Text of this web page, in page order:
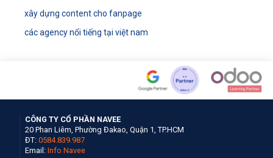
xây dựng content cho fanpage
các agency nổi tiếng tại việt nam
CÔNG TY CỔ PHẦN NAVEE
20 Phan Liêm, Phường Đakao, Quận 1, TP.HCM
ĐT: 0584.839.987
Email: Info Navee